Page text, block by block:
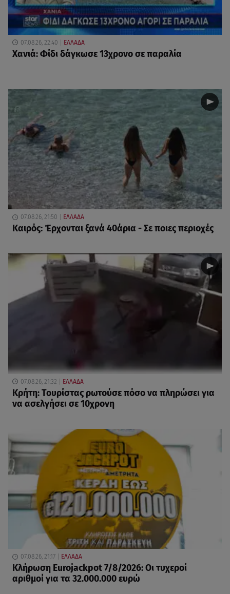
07.08.26, 22:40 ΕΛΛΑΔΑ
Χανιά: Φίδι δάγκωσε 13χρονο σε παραλία
07.08.26, 21:50 ΕΛΛΑΔΑ
Καιρός: Έρχονται ξανά 40άρια - Σε ποιες περιοχές
07.08.26, 21:32 ΕΛΛΑΔΑ
Κρήτη: Τουρίστας ρωτούσε πόσο να πληρώσει για
να ασελγήσει σε 10χρονη
07.08.26, 21:17 ΕΛΛΑΔΑ
Κλήρωση Eurojackpot 7/8/2026: Οι τυχεροί
αριθμοί για τα 32.000.000 ευρώ